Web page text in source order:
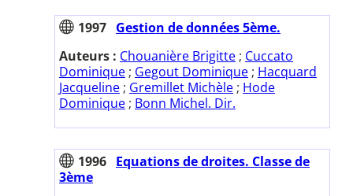
1997 Gestion de données 5ème.
Auteurs : Chouanière Brigitte ; Cuccato
Dominique ; Gegout Dominique ; Hacquard
Jacqueline ; Gremillet Michèle ; Hode
Dominique ; Bonn Michel. Dir.
1996 Equations de droites. Classe de
3ème